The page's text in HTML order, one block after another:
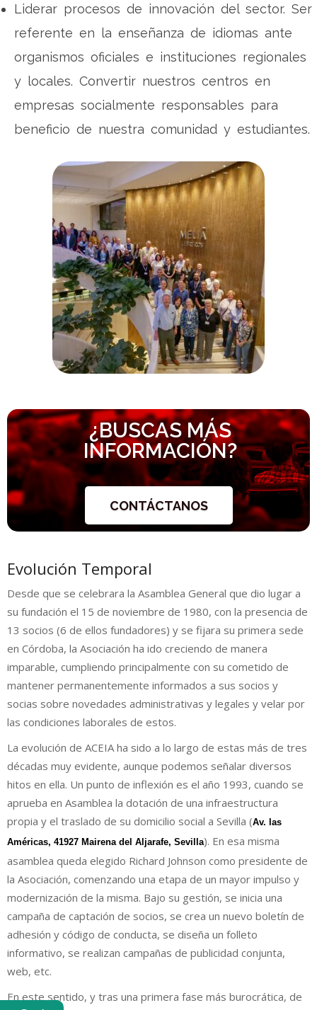
Liderar procesos de innovación del sector. Ser
referente en la enseñanza de idiomas ante
organismos oficiales e instituciones regionales
y locales. Convertir nuestros centros en
empresas socialmente responsables para
beneficio de nuestra comunidad y estudiantes.
¿BUSCAS MÁS
INFORMACIÓN?
CONTÁCTANOS
Evolución Temporal
Desde que se celebrara la Asamblea General que dio lugar a
su fundación el 15 de noviembre de 1980, con la presencia de
13 socios (6 de ellos fundadores) y se fijara su primera sede
en Córdoba, la Asociación ha ido creciendo de manera
imparable, cumpliendo principalmente con su cometido de
mantener permanentemente informados a sus socios y
socias sobre novedades administrativas y legales y velar por
las condiciones laborales de estos.
La evolución de ACEIA ha sido a lo largo de estas más de tres
décadas muy evidente, aunque podemos señalar diversos
hitos en ella. Un punto de inflexión es el año 1993, cuando se
aprueba en Asamblea la dotación de una infraestructura
propia y el traslado de su domicilio social a Sevilla (Av. las
Américas, 41927 Mairena del Aljarafe, Sevilla). En esa misma
asamblea queda elegido Richard Johnson como presidente de
la Asociación, comenzando una etapa de un mayor impulso y
modernización de la misma. Bajo su gestión, se inicia una
campaña de captación de socios, se crea un nuevo boletín de
adhesión y código de conducta, se diseña un folleto
informativo, se realizan campañas de publicidad conjunta,
web, etc.
En este sentido, y tras una primera fase más burocrática, de